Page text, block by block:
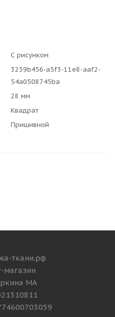
С рисунком
3239b456-a5f3-11e8-aaf2-
54a0508745ba
28 мм
Квадрат
Пришивной
ткани.рф
магазин
МА